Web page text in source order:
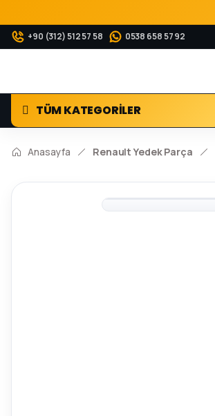
+90 (312) 512 57 58 0538 658 57 92
TÜM KATEGORİLER
Anasayfa Renault Yedek Parça